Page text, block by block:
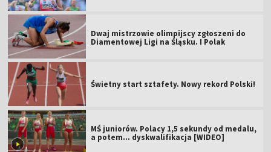
Dwaj mistrzowie olimpijscy zgłoszeni do
Diamentowej Ligi na Śląsku. I Polak
Świetny start sztafety. Nowy rekord Polski!
MŚ juniorów. Polacy 1,5 sekundy od medalu,
a potem... dyskwalifikacja [WIDEO]